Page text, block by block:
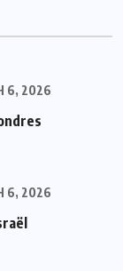
6, 2026
6, 2026